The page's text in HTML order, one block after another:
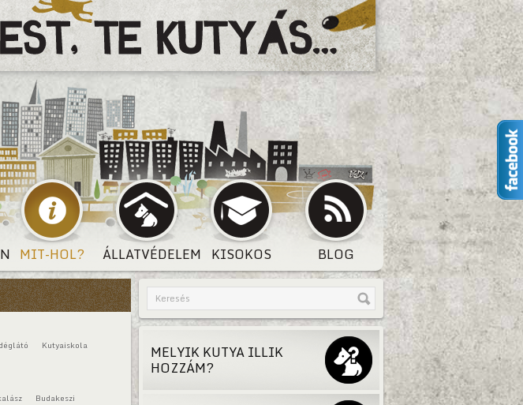
MIT-HOL? ÁLLATVÉDELEM KISOKOS BLOG
Kutyaiskola
Budakeszi
MELYIK KUTYA ILLIK
HOZZÁM?